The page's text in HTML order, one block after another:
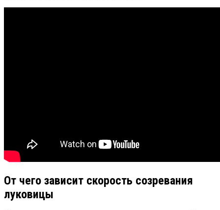
От чего зависит скорость созревания
луковицы